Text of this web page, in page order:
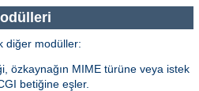
diğer modüller:
özkaynağın MIME türüne veya istek
betiğine eşler.